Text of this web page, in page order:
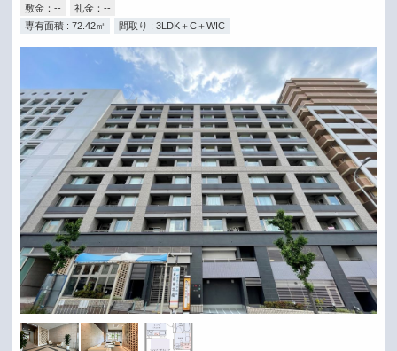
敷金：--
礼金：--
専有面積 : 72.42㎡
間取り : 3LDK＋C＋WIC